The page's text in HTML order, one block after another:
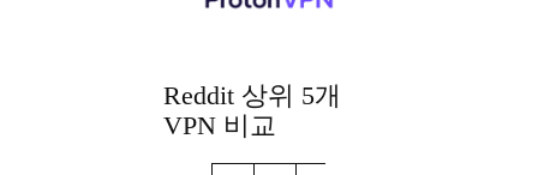
Reddit 상위 5개
VPN 비교